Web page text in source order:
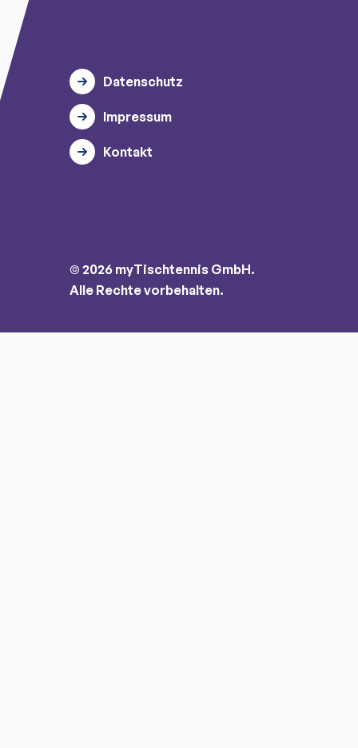
Datenschutz
Impressum
Kontakt
© 2026 myTischtennis GmbH.
Alle Rechte vorbehalten.